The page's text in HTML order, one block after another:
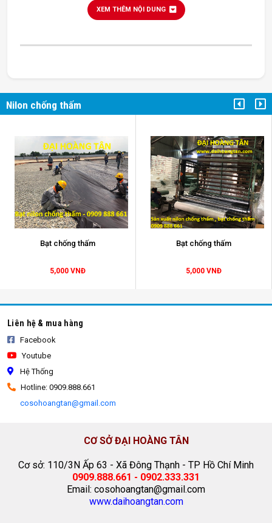
bạt chống thấm
bạt chống thấm
XEM THÊM NỘI DUNG
Nilon chống thấm
Bạt chống thấm
5,000 VNĐ
Bạt chống thấm
5,000 VNĐ
Liên hệ & mua hàng
Facebook
Youtube
Hệ Thống
Hotline: 0909.888.661
cosohoangtan@gmail.com
CƠ SỞ ĐẠI HOÀNG TÂN
Cơ sở: 110/3N Ấp 63 - Xã Đông Thạnh - TP Hồ Chí Minh
0909.888.661 - 0902.333.331
Email: cosohoangtan@gmail.com
www.daihoangtan.com